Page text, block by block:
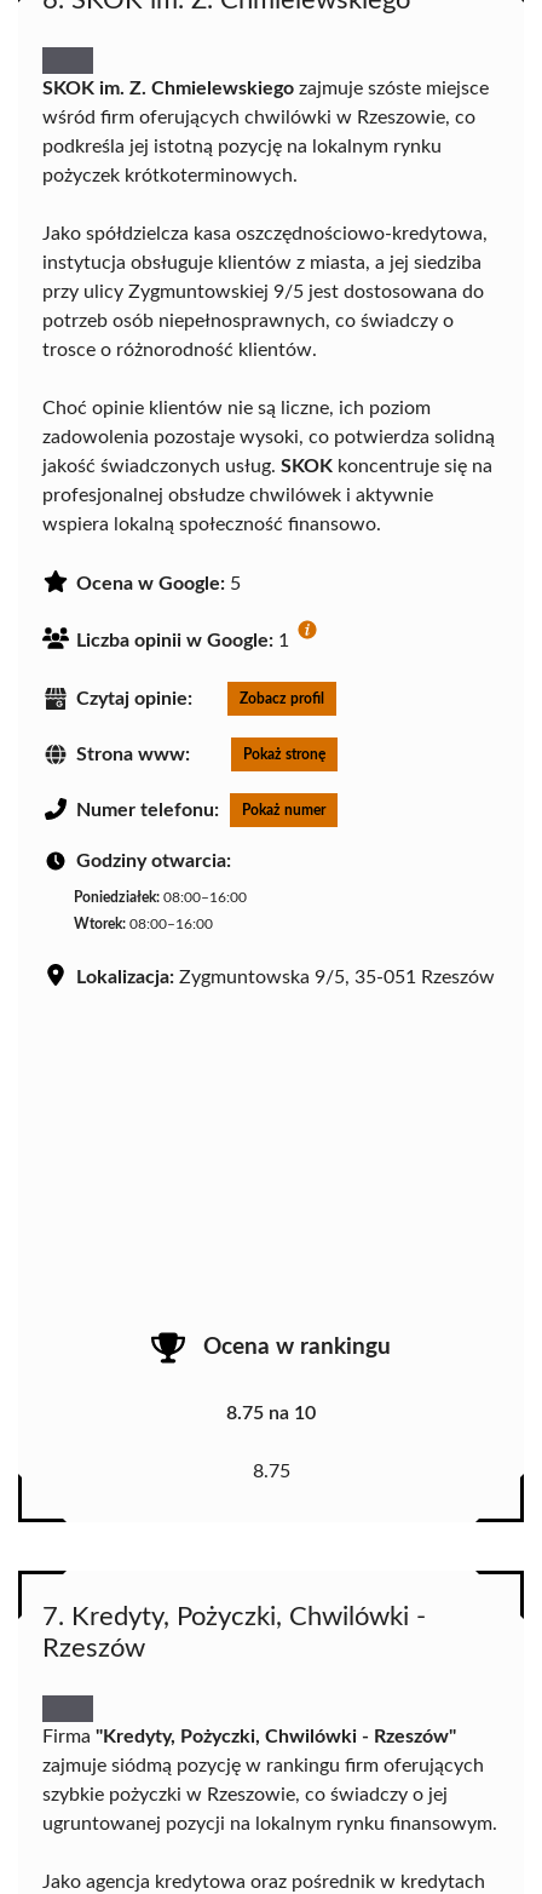
SKOK im. Z. Chmielewskiego zajmuje szóste miejsce
wśród firm oferujących chwilówki w Rzeszowie, co
podkreśla jej istotną pozycję na lokalnym rynku
pożyczek krótkoterminowych.
Jako spółdzielcza kasa oszczędnościowo-kredytowa,
instytucja obsługuje klientów z miasta, a jej siedziba
przy ulicy Zygmuntowskiej 9/5 jest dostosowana do
potrzeb osób niepełnosprawnych, co świadczy o
trosce o różnorodność klientów.
Choć opinie klientów nie są liczne, ich poziom
zadowolenia pozostaje wysoki, co potwierdza solidną
jakość świadczonych usług. SKOK koncentruje się na
profesjonalnej obsłudze chwilówek i aktywnie
wspiera lokalną społeczność finansowo.
Ocena w Google: 5
Liczba opinii w Google: 1
Czytaj opinie: Zobacz profil
Strona www: Pokaż stronę
Numer telefonu: Pokaż numer
Godziny otwarcia:
Poniedziałek: 08:00–16:00
Wtorek: 08:00–16:00
Lokalizacja: Zygmuntowska 9/5, 35-051 Rzeszów
Ocena w rankingu
8.75 na 10
8.75
7. Kredyty, Pożyczki, Chwilówki -
Rzeszów
Firma "Kredyty, Pożyczki, Chwilówki - Rzeszów"
zajmuje siódmą pozycję w rankingu firm oferujących
szybkie pożyczki w Rzeszowie, co świadczy o jej
ugruntowanej pozycji na lokalnym rynku finansowym.
Jako agencja kredytowa oraz pośrednik w kredytach